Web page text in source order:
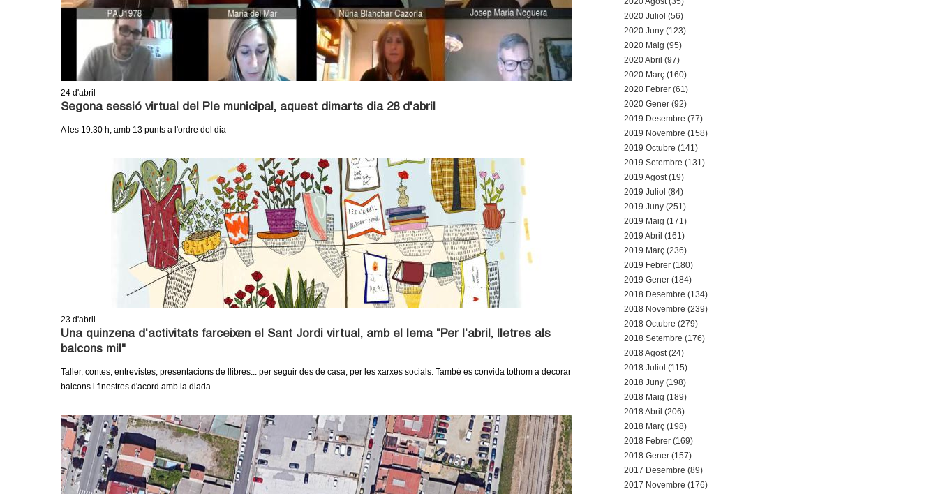
2020 Juliol (56)
2020 Juny (123)
2020 Maig (95)
2020 Abril (97)
2020 Març (160)
2020 Febrer (61)
2020 Gener (92)
2019 Desembre (77)
2019 Novembre (158)
2019 Octubre (141)
2019 Setembre (131)
2019 Agost (19)
2019 Juliol (84)
2019 Juny (251)
2019 Maig (171)
2019 Abril (161)
2019 Març (236)
2019 Febrer (180)
2019 Gener (184)
2018 Desembre (134)
2018 Novembre (239)
2018 Octubre (279)
2018 Setembre (176)
2018 Agost (24)
2018 Juliol (115)
2018 Juny (198)
2018 Maig (189)
2018 Abril (206)
2018 Març (198)
2018 Febrer (169)
2018 Gener (157)
2017 Desembre (89)
2017 Novembre (176)
24 d'abril
Segona sessió virtual del Ple municipal, aquest dimarts dia 28 d'abril
A les 19.30 h, amb 13 punts a l'ordre del dia
23 d'abril
Una quinzena d'activitats farceixen el Sant Jordi virtual, amb el lema "Per l'abril, lletres als
balcons mil"
Taller, contes, entrevistes, presentacions de llibres... per seguir des de casa, per les xarxes socials. També es convida tothom a decorar
balcons i finestres d'acord amb la diada